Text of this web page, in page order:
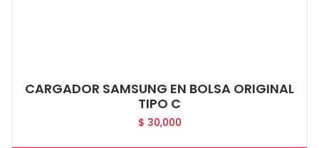
CARGADOR SAMSUNG EN BOLSA ORIGINAL
TIPO C
$ 30,000